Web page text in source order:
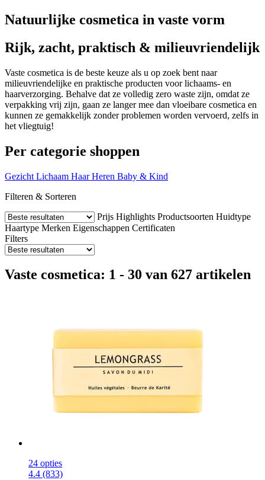
Natuurlijke cosmetica in vaste vorm
Rijk, zacht, praktisch & milieuvriendelijk
Vaste cosmetica is de beste keuze als u op zoek bent naar
milieuvriendelijke en praktische producten voor lichaams- en
haarverzorging. Behalve dat ze volledig zero waste zijn, omdat ze
verpakking vrij zijn, gaan ze langer mee dan vloeibare cosmetica en
kunnen ze gemakkelijk zonder problemen worden vervoerd, zelfs in
het vliegtuig!
Per categorie shoppen
Gezicht Lichaam Haar Heren Baby & Kind
Filteren & Sorteren
Prijs Highlights Productsoorten Huidtype
Haartype Merken Eigenschappen Certificaten
Filters
Vaste cosmetica: 1 - 30 van 627 artikelen
24 opties
4.4 (833)